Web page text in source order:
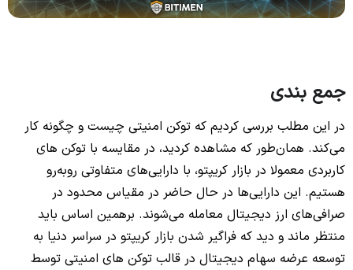
جمع بندی
در این مطلب بررسی کردیم که توکن امنیتی چیست و چگونه کار
می‌کند. همان‌طور که مشاهده کردید، در مقایسه با توکن‌ های
کاربردی معمولا در بازار کریپتو، با دارایی‌های متفاوتی روبه‌رو
هستیم. این دارایی‌ها در حال حاضر در مقیاس محدود در
صرافی‌های ارز دیجیتال معامله می‌شوند. برهمین اساس باید
منتظر ماند و دید که فراگیر شدن بازار کریپتو در سراسر دنیا به
توسعه عرضه سهام دیجیتال در قالب توکن‌ های امنیتی توسط